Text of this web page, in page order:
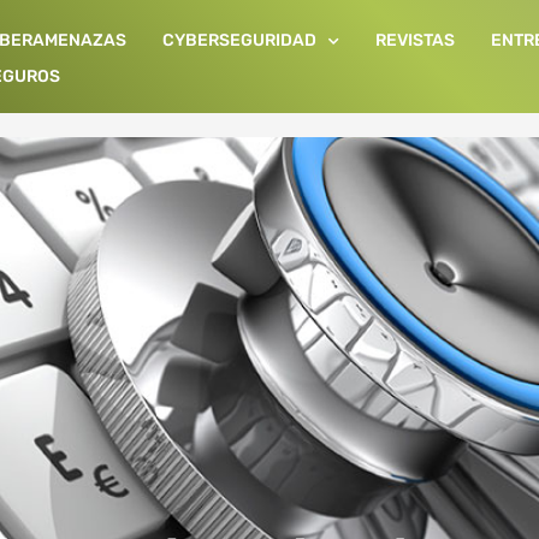
CYBERSEGURIDAD REVISTAS